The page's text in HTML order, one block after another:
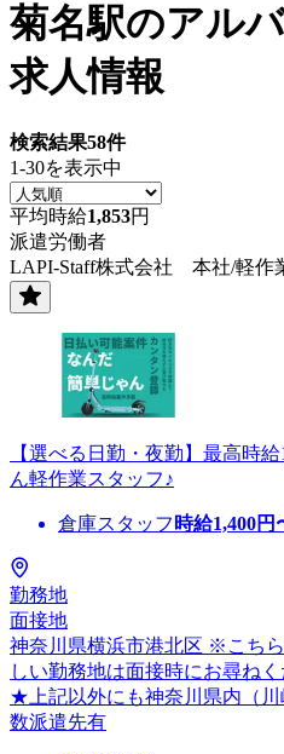
菊名駅のアル
求人情報
検索結果58件
1-30を表示中
平均時給1,853円
派遣労働者
LAPI-Staff株式会社 本社/軽作
【選べる日勤・夜勤】最高時
ん軽作業スタッフ♪
倉庫スタッフ 時給1,400円
勤務地
面接地
神奈川県横浜市港北区 ※こち
しい勤務地は面接時にお尋ね
★上記以外にも神奈川県内（
数派遣先有